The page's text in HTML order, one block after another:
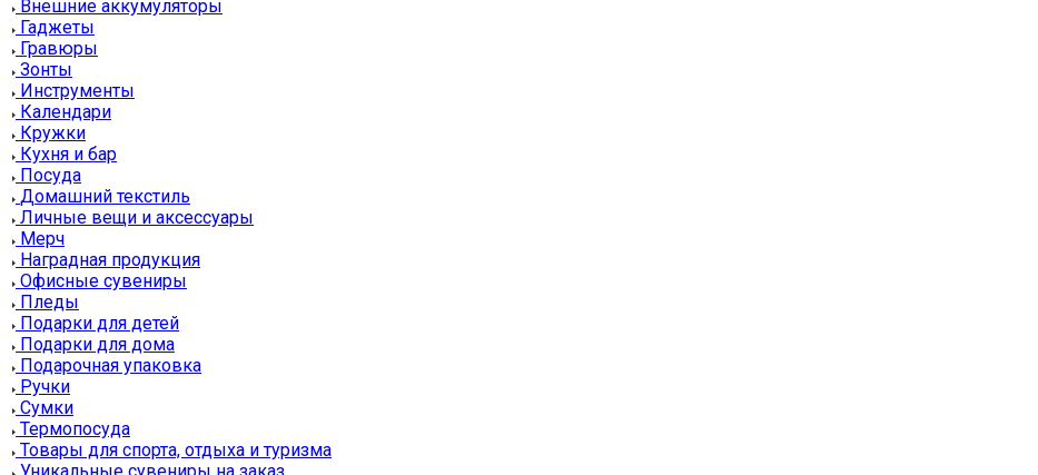
Внешние аккумуляторы
Гаджеты
Гравюры
Зонты
Инструменты
Календари
Кружки
Кухня и бар
Посуда
Домашний текстиль
Личные вещи и аксессуары
Мерч
Наградная продукция
Офисные сувениры
Пледы
Подарки для детей
Подарки для дома
Подарочная упаковка
Ручки
Сумки
Термопосуда
Товары для спорта, отдыха и туризма